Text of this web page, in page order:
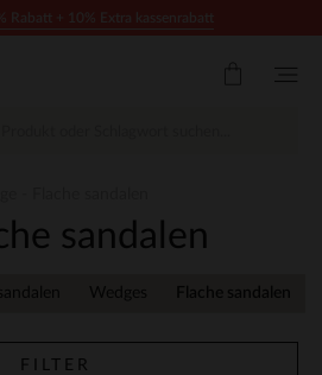
sandalen
Wedges Flache sandalen
FILTER